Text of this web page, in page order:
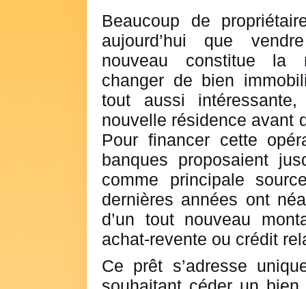
Beaucoup de
aujourd’hui que
nouveau constitue la
changer de bien
tout aussi
nouvelle résidence avant
Pour financer cette
banques proposaient
comme principale
dernières années ont
d’un tout nouveau
achat-revente ou crédit
Ce prêt s’adresse